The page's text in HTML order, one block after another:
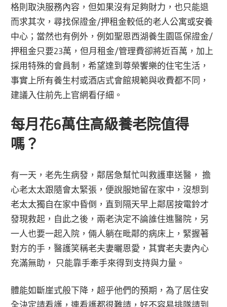
格則取決服務內容，但如果沒有足夠財力，也只能退
而求其次，尋找保證金/押租金較低的老人公寓或安養
中心；當然也有例外，例如聖恩西湖養生園區保證金/
押租金只要23萬，但月租金/管理費卻將近百萬，加上
採用特殊的會員制，希望達到尊榮饗樂的住宅生活，
事實上所有養生村或酒店式會館規範與收費都不同，
建議入住前先上官網看仔細。
每月花6萬住高級養老院值得
嗎？
有一天，老先生病發，鄰居急幫忙叫救護車送醫， 擔
心老太太跟隨會太緊張，便說服她留在家中，沒想到
老太太獨自在家中昏倒，直到隔天早上鄰居按電鈴才
發現救起，自此之後，兩老決定不論誰住進醫院，另
一人也要一起入院，倆人躺在毗鄰的病床上，緊握著
對方的手，醫護笑稱老夫妻曬恩愛，其實老夫妻內心
充滿無助， 只能靠手牽手來得到支持與力量。
體能如斷崖式般下降，超乎他們的預期，為了居住安